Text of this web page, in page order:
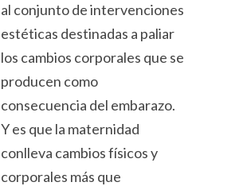
al conjunto de intervenciones
estéticas destinadas a paliar
los cambios corporales que se
producen como
consecuencia del embarazo.
Y es que la maternidad
conlleva cambios físicos y
corporales más que